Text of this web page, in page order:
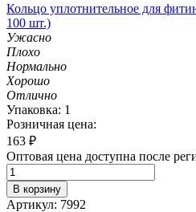
Кольцо уплотнительное для
100 шт.)
Ужасно
Плохо
Нормально
Хорошо
Отлично
Упаковка: 1
Розничная цена:
163 ₽
Оптовая цена доступна после
В корзину
Артикул: 7992